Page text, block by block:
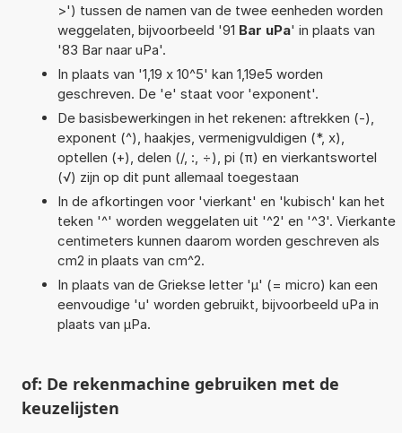
>') tussen de namen van de twee eenheden worden
weggelaten, bijvoorbeeld '91 Bar uPa' in plaats van
'83 Bar naar uPa'.
In plaats van '1,19 x 10^5' kan 1,19e5 worden
geschreven. De 'e' staat voor 'exponent'.
De basisbewerkingen in het rekenen: aftrekken (-),
exponent (^), haakjes, vermenigvuldigen (*, x),
optellen (+), delen (/, :, ÷), pi (π) en vierkantswortel
(√) zijn op dit punt allemaal toegestaan
In de afkortingen voor 'vierkant' en 'kubisch' kan het
teken '^' worden weggelaten uit '^2' en '^3'. Vierkante
centimeters kunnen daarom worden geschreven als
cm2 in plaats van cm^2.
In plaats van de Griekse letter 'µ' (= micro) kan een
eenvoudige 'u' worden gebruikt, bijvoorbeeld uPa in
plaats van µPa.
of: De rekenmachine gebruiken met de
keuzelijsten